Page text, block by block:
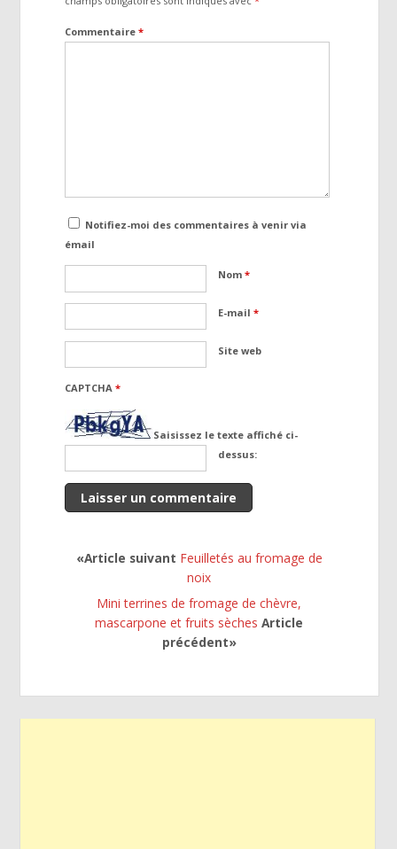
Commentaire*
Notifiez-moi des commentaires à venir via
émail
Nom*
E-mail*
Site web
CAPTCHA*
Saisissez le texte affiché ci-
dessus:
«Article suivant Feuilletés au fromage de
noix
Mini terrines de fromage de chèvre,
mascarpone et fruits sèches Article
précédent»